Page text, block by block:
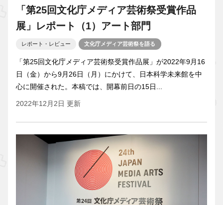
「第25回文化庁メディア芸術祭受賞作品
展」レポート（1）アート部門
レポート・レビュー 文化庁メディア芸術祭を語る
「第25回文化庁メディア芸術祭受賞作品展」が2022年9月16
日（金）から9月26日（月）にかけて、日本科学未来館を中
心に開催された。本稿では、開幕前日の15日...
2022年12月2日 更新